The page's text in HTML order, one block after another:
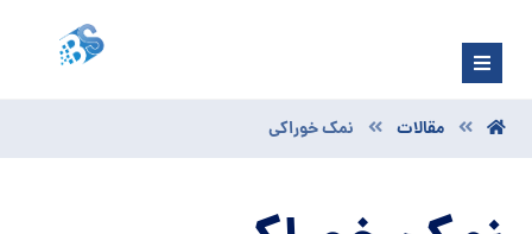
مقالات نمک خوراکی